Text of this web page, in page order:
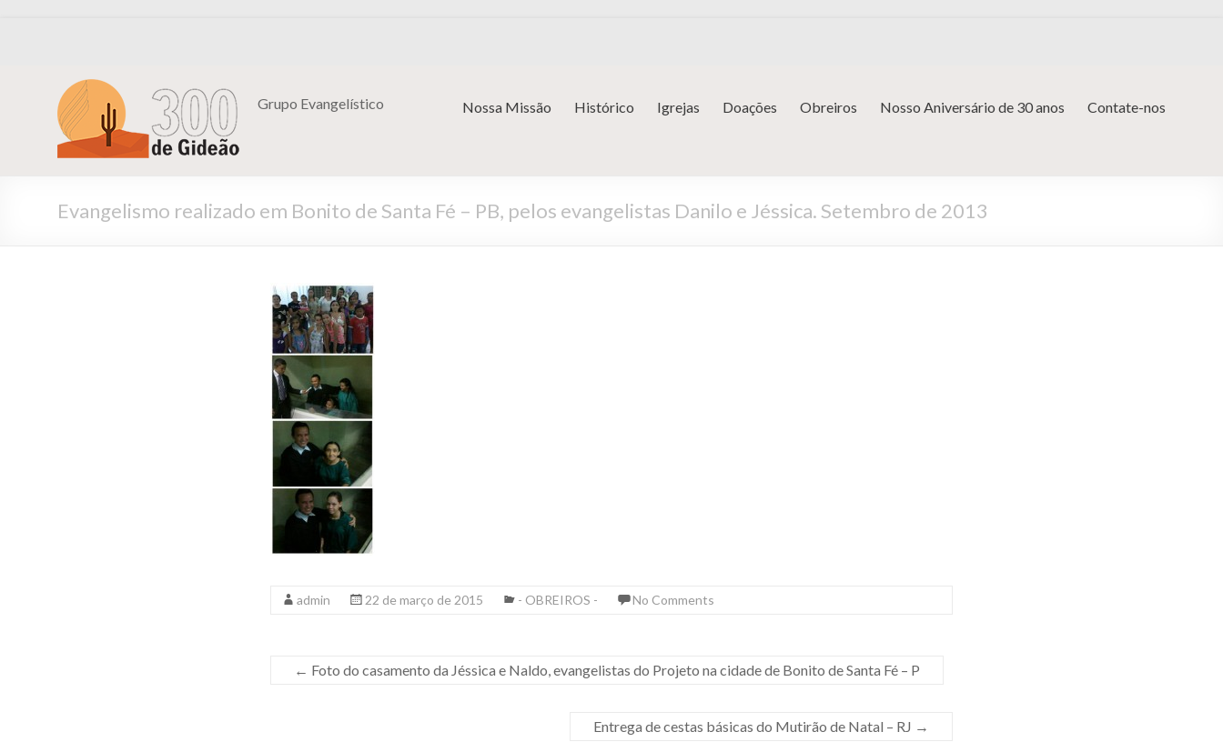
Grupo Evangelístico Nossa Missão Histórico Igrejas Doações Obreiros Nosso Aniversário de 30 anos Contate-nos
Evangelismo realizado em Bonito de Santa Fé – PB, pelos evangelistas Danilo e Jéssica. Setembro de 2013
admin 22 de março de 2015 - OBREIROS - No Comments
← Foto do casamento da Jéssica e Naldo, evangelistas do Projeto na cidade de Bonito de Santa Fé – P
Entrega de cestas básicas do Mutirão de Natal – RJ →